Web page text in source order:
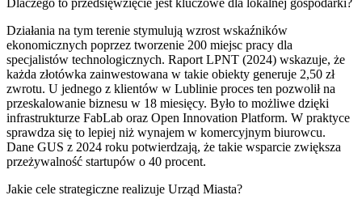
Działania na tym terenie stymulują wzrost wskaźników
ekonomicznych poprzez tworzenie 200 miejsc pracy dla
specjalistów technologicznych. Raport LPNT (2024) wskazuje, że
każda złotówka zainwestowana w takie obiekty generuje 2,50 zł
zwrotu. U jednego z klientów w Lublinie proces ten pozwolił na
przeskalowanie biznesu w 18 miesięcy. Było to możliwe dzięki
infrastrukturze FabLab oraz Open Innovation Platform. W praktyce
sprawdza się to lepiej niż wynajem w komercyjnym biurowcu.
Dane GUS z 2024 roku potwierdzają, że takie wsparcie zwiększa
przeżywalność startupów o 40 procent.
Jakie cele strategiczne realizuje Urząd Miasta?